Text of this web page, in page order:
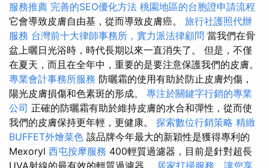
服務推薦 完善的SEO優化方法 桃園地區的台胞證申請流程
它會導致皮膚自由基，從而導致皮膚癌。 旅行社護照代辦
服務 台灣前十大律師事務所，實力派法律顧問 當我們在骨
盆上曬日光浴時，時代長期以來一直消失了。 但是，不僅
在夏天，而且在全年中，重要的是要注意保護我們的皮膚。
專業會計事務所服務 防曬霜的使用有助於防止皮膚灼傷，
陽光皮膚損傷和色素斑的形成。 專注於關鍵字行銷的專業
公司 正確的防曬霜有助於維持皮膚的水合和彈性，從而使
我們的皮膚保持更年輕，更健康。 探索數位行銷策略 精緻
BUFFET外燴菜色 該品牌今年最大的新穎性是獲得專利的
Mexoryl 西屯按摩服務 400輕質過濾器，目前是針對超長
UVA射線的最有效的輕質過濾器。 居家打掃服務，讓您享